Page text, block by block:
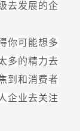
去发展的企
你可能想多
多的精力去
到和消费者
企业去关注